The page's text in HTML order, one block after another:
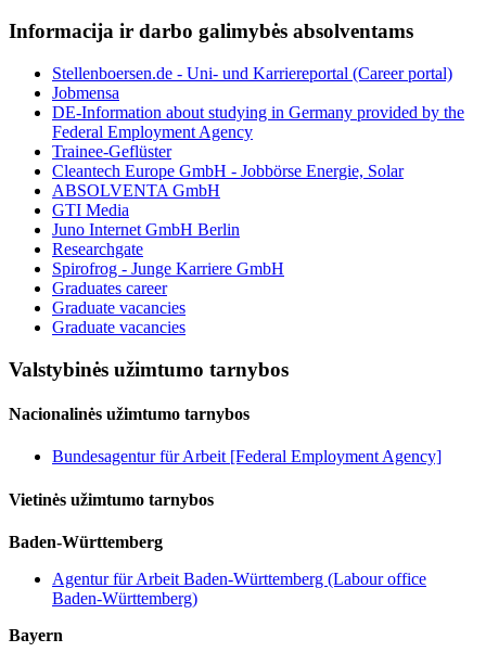
Informacija ir darbo galimybės absolventams
Stellenboersen.de - Uni- und Karriereportal (Career portal)
Jobmensa
DE-Information about studying in Germany provided by the
Federal Employment Agency
Trainee-Geflüster
Cleantech Europe GmbH - Jobbörse Energie, Solar
ABSOLVENTA GmbH
GTI Media
Juno Internet GmbH Berlin
Researchgate
Spirofrog - Junge Karriere GmbH
Graduates career
Graduate vacancies
Graduate vacancies
Valstybinės užimtumo tarnybos
Nacionalinės užimtumo tarnybos
Bundesagentur für Arbeit [Federal Employment Agency]
Vietinės užimtumo tarnybos
Baden-Württemberg
Agentur für Arbeit Baden-Württemberg (Labour office
Baden-Württemberg)
Bayern